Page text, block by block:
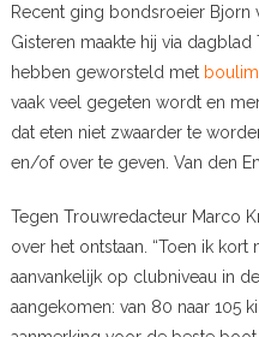
Recent ging bondsroeier Bjorn
Gisteren maakte hij via
hebben geworsteld met
vaak veel gegeten wordt en
dat eten niet zwaarder te
en/of over te geven. Van den
Tegen Trouwredacteur Marco
over het ontstaan. “Toen ik
aanvankelijk op clubniveau in
aangekomen: van 80 naar 105